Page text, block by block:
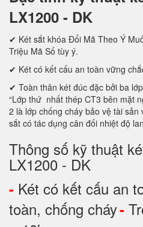
LX1200 - DK
✔ Két sắt khóa Đổi Mã Theo Ý
Triệu Mã Số tùy ý.
✔ Két có kết cấu an toàn vững
✔ Toàn thân két đúc đặc bởi ba
“Lớp thứ nhất thép CT3 bên mặt
2 là lớp chống cháy bảo vệ tài
sắt có tác dụng cân đối nhiệt độ
Thông số kỹ thuật
LX1200 - DK
- Két có kết cấu an
toàn, chống cháy-